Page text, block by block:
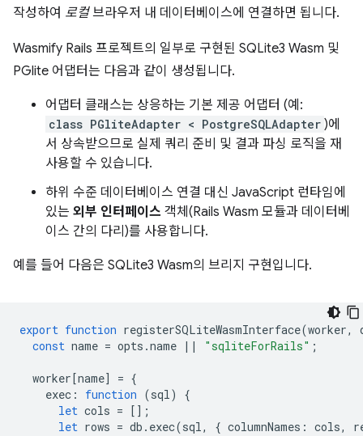
작성하여 로컬브라우저 내 데이터베이스에 연결하면 됩니다.
Wasmify Rails 프로젝트의 일부로 구현된 SQLite3 Wasm 및
PGlite 어댑터는 다음과 같이 생성됩니다.
어댑터 클래스는 상응하는 기본 제공 어댑터 (예:
class PGliteAdapter < PostgreSQLAdapter )에
서 상속받으므로 실제 쿼리 준비 및 결과 파싱 로직을 재
사용할 수 있습니다.
하위 수준 데이터베이스 연결 대신 JavaScript 런타임에
있는 외부 인터페이스 객체(Rails Wasm 모듈과 데이터베
이스 간의 다리)를 사용합니다.
예를 들어 다음은 SQLite3 Wasm의 브리지 구현입니다.
export function registerSQLiteWasmInterface(worker,
const name = opts .name || "sqliteForRails" ;
worker[name] = {
exec : function (sql)
{
let cols = [];
let rows = db . exec(sql, { columnNames : cols,